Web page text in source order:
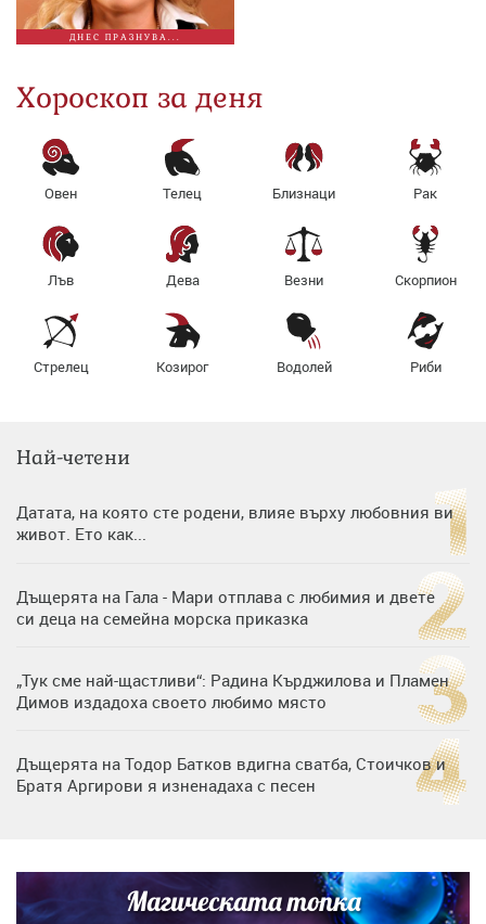
ДНЕС ПРАЗНУВА...
Хороскоп за деня
Овен Телец Близнаци Рак
Лъв Дева Везни Скорпион
Стрелец Козирог Водолей Риби
Най-четени
Датата, на която сте родени, влияе върху любовния ви
живот. Ето как...
Дъщерята на Гала - Мари отплава с любимия и двете
си деца на семейна морска приказка
„Тук сме най-щастливи“: Радина Кърджилова и Пламен
Димов издадоха своето любимо място
Дъщерята на Тодор Батков вдигна сватба, Стоичков и
Братя Аргирови я изненадаха с песен
Магическата топка